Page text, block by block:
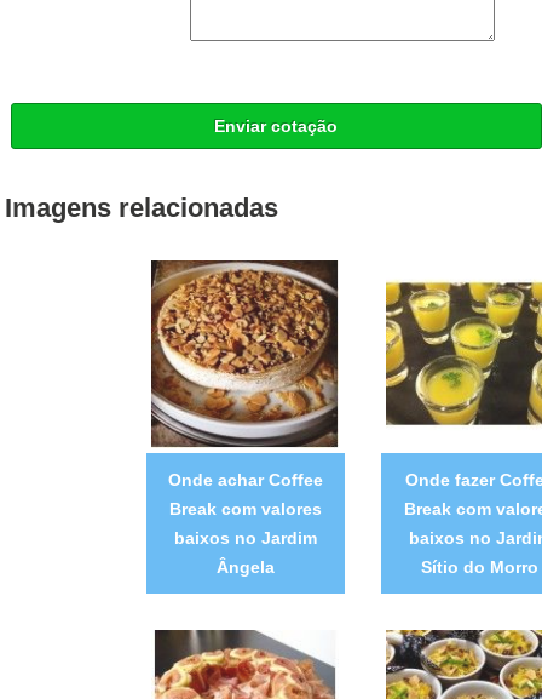
Enviar cotação
Imagens relacionadas
Onde achar Coffee
Break com valores
baixos no Jardim
Ângela
Onde fazer
Break com
baixos no
Sítio do Morro